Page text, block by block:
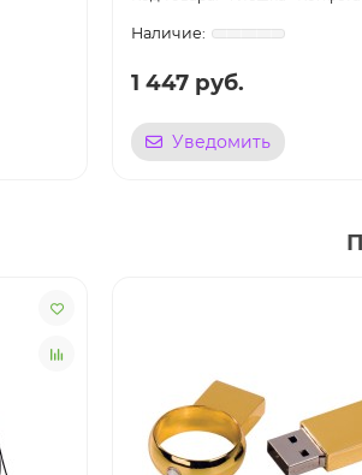
1 447 руб.
Уведомить